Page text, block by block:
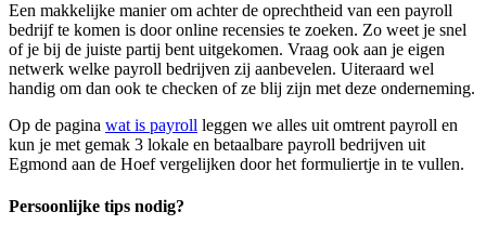
Een makkelijke manier om achter de oprechtheid van een payroll
bedrijf te komen is door online recensies te zoeken. Zo weet je snel
of je bij de juiste partij bent uitgekomen. Vraag ook aan je eigen
netwerk welke payroll bedrijven zij aanbevelen. Uiteraard wel
handig om dan ook te checken of ze blij zijn met deze onderneming.
Op de pagina wat is payroll leggen we alles uit omtrent payroll en
kun je met gemak 3 lokale en betaalbare payroll bedrijven uit
Egmond aan de Hoef vergelijken door het formuliertje in te vullen.
Persoonlijke tips nodig?